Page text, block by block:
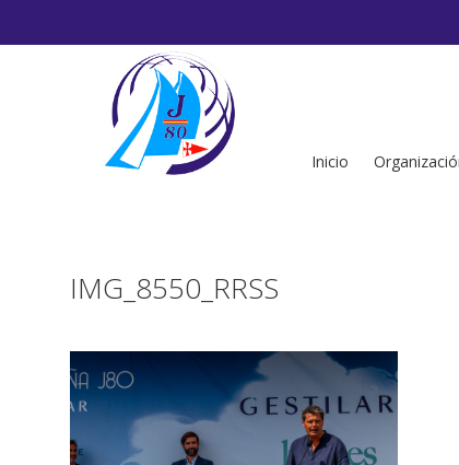
Inicio
IMG_8550_RRSS